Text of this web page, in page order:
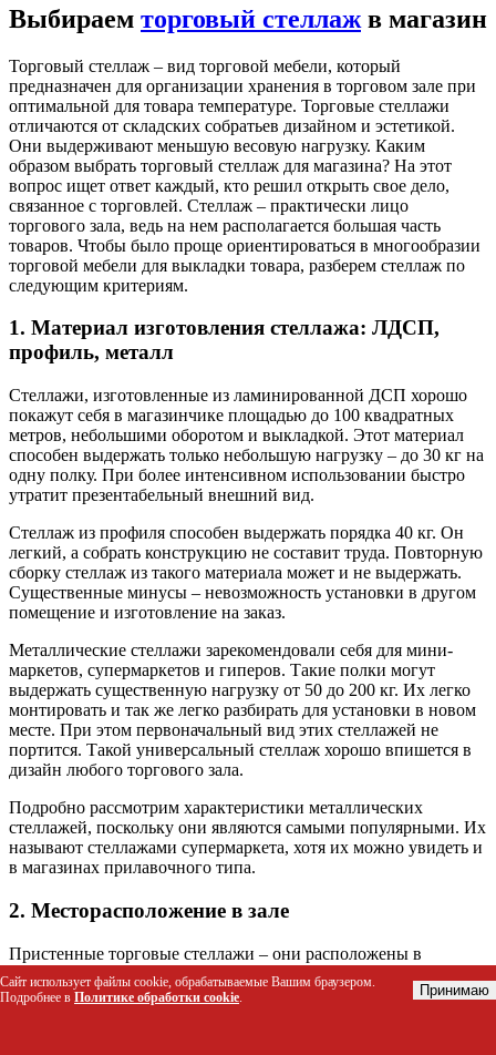
Выбираем торговый стеллаж в магазин
Торговый стеллаж – вид торговой мебели, который
предназначен для организации хранения в торговом зале при
оптимальной для товара температуре. Торговые стеллажи
отличаются от складских собратьев дизайном и эстетикой.
Они выдерживают меньшую весовую нагрузку. Каким
образом выбрать торговый стеллаж для магазина? На этот
вопрос ищет ответ каждый, кто решил открыть свое дело,
связанное с торговлей. Стеллаж – практически лицо
торгового зала, ведь на нем располагается большая часть
товаров. Чтобы было проще ориентироваться в многообразии
торговой мебели для выкладки товара, разберем стеллаж по
следующим критериям.
1. Материал изготовления стеллажа: ЛДСП,
профиль, металл
Стеллажи, изготовленные из ламинированной ДСП хорошо
покажут себя в магазинчике площадью до 100 квадратных
метров, небольшими оборотом и выкладкой. Этот материал
способен выдержать только небольшую нагрузку – до 30 кг на
одну полку. При более интенсивном использовании быстро
утратит презентабельный внешний вид.
Стеллаж из профиля способен выдержать порядка 40 кг. Он
легкий, а собрать конструкцию не составит труда. Повторную
сборку стеллаж из такого материала может и не выдержать.
Существенные минусы – невозможность установки в другом
помещение и изготовление на заказ.
Металлические стеллажи зарекомендовали себя для мини-
маркетов, супермаркетов и гиперов. Такие полки могут
выдержать существенную нагрузку от 50 до 200 кг. Их легко
монтировать и так же легко разбирать для установки в новом
месте. При этом первоначальный вид этих стеллажей не
портится. Такой универсальный стеллаж хорошо впишется в
дизайн любого торгового зала.
Подробно рассмотрим характеристики металлических
стеллажей, поскольку они являются самыми популярными. Их
называют стеллажами супермаркета, хотя их можно увидеть и
в магазинах прилавочного типа.
2. Месторасположение в зале
Пристенные торговые стеллажи – они расположены в
торговом заде магазина вдоль стен. Полки у подобной
конструкции находятся с одной стороны задней стенки. В
Сайт использует файлы cookie, обрабатываемые Вашим браузером.
Подробнее в Политике обработки cookie. Принимаю